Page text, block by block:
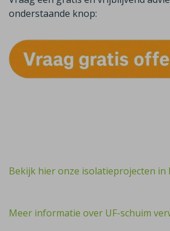
onderstaande knop:
Bekijk hier onze isolatieprojecten in
Meer informatie over UF-schuim